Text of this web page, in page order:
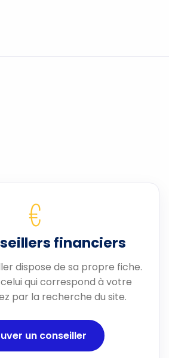
€
financiers
dispose de sa propre fiche.
qui correspond à votre
par la recherche du site.
un conseiller